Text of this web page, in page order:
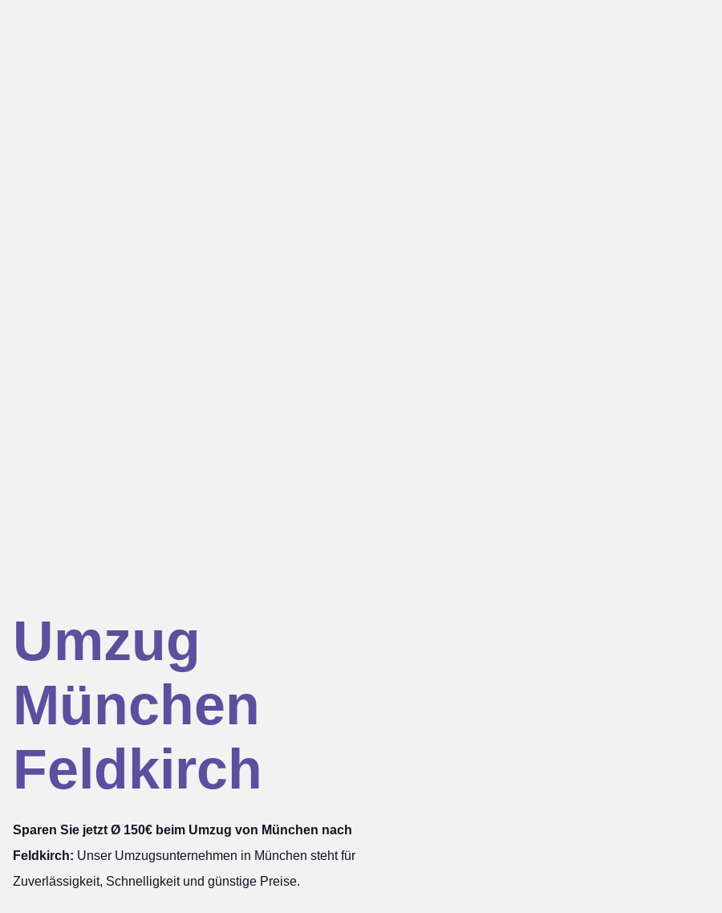
Umzug
München
Feldkirch
Sparen Sie jetzt Ø 150€ beim Umzug von München nach
Feldkirch: Unser Umzugsunternehmen in München steht für
Zuverlässigkeit, Schnelligkeit und günstige Preise.